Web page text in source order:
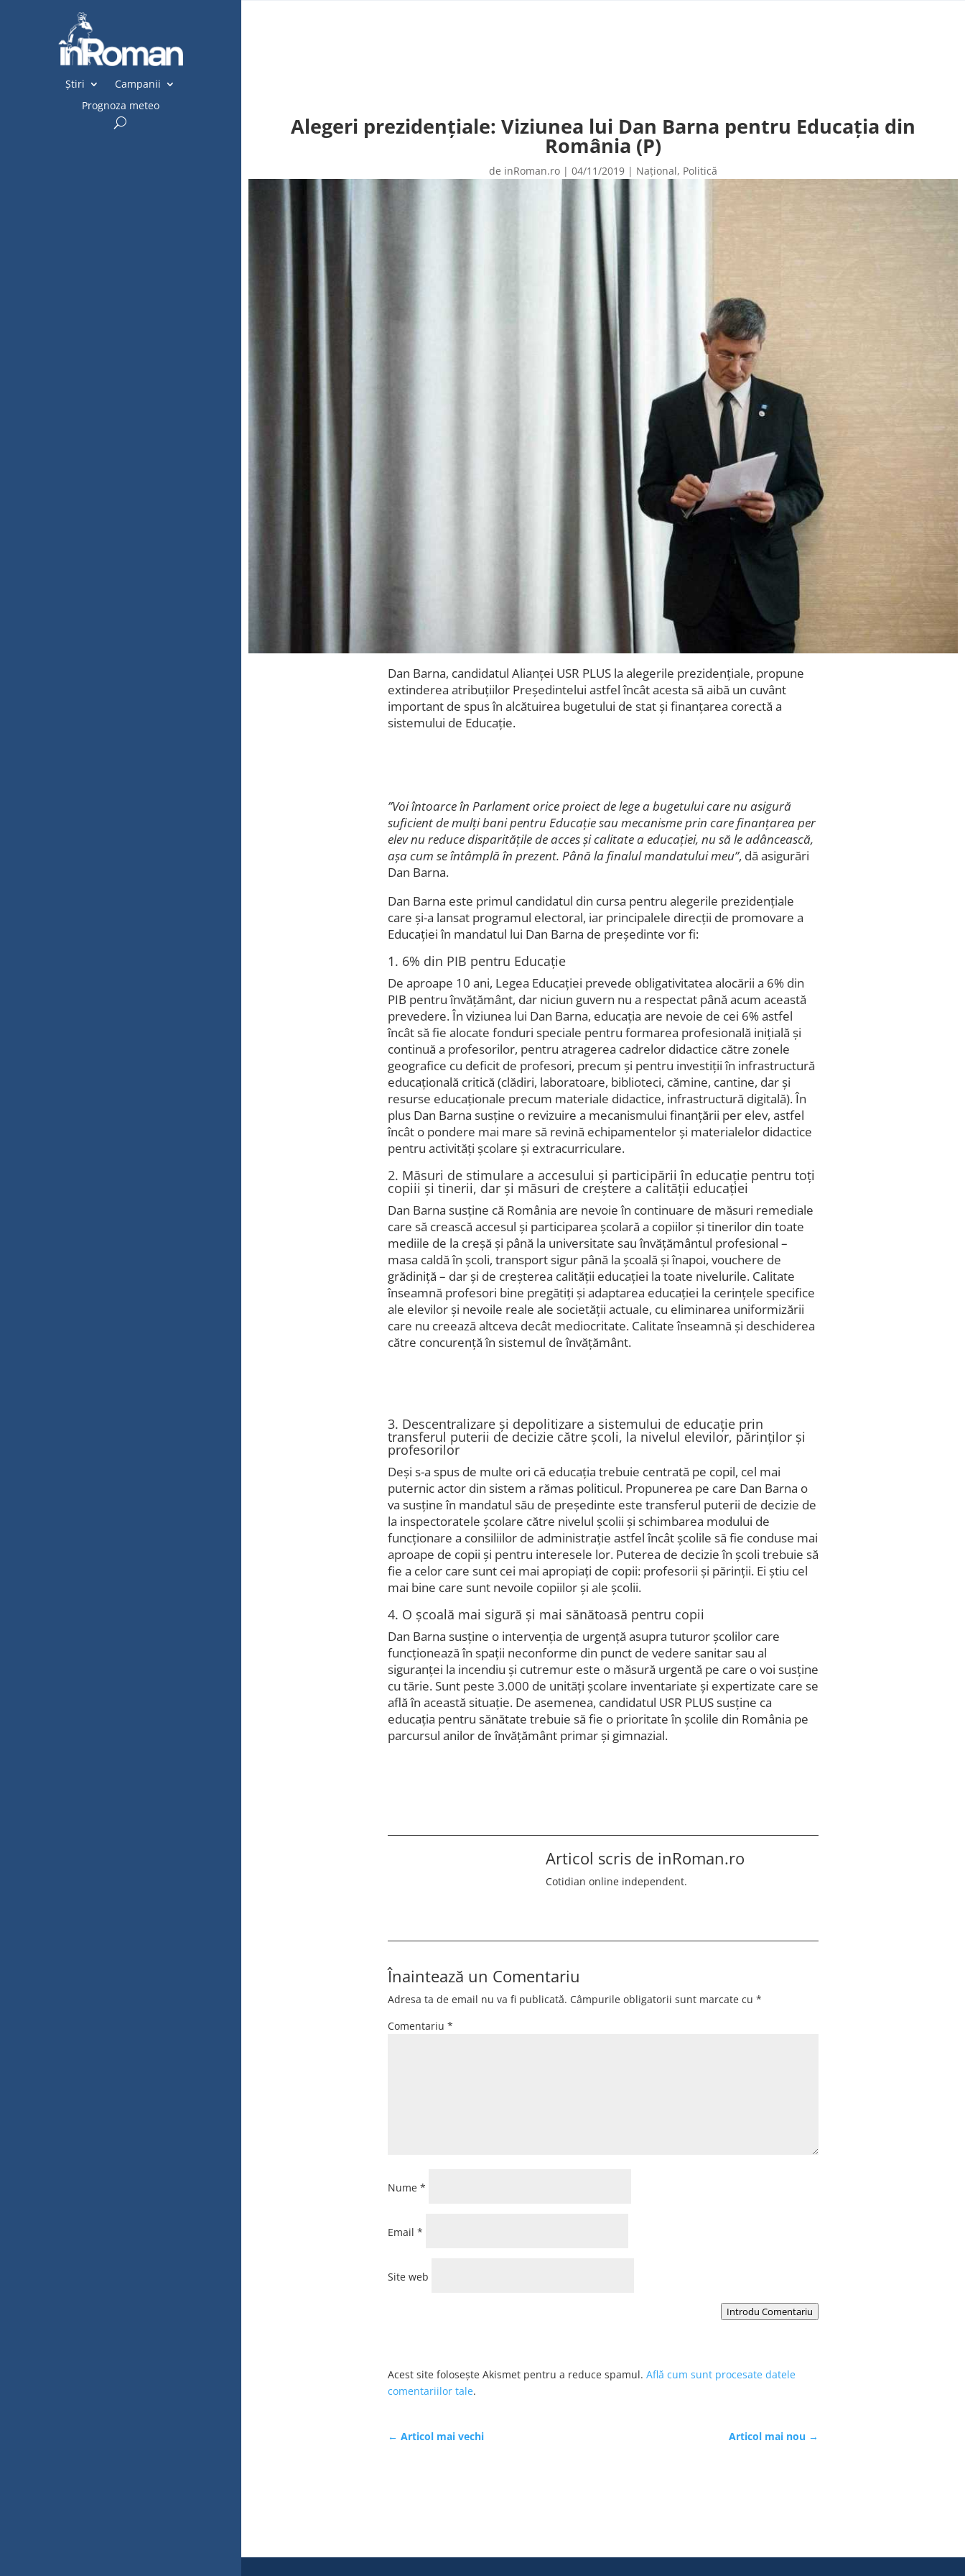
Știri
Campanii
Prognoza meteo
Alegeri prezidențiale: Viziunea lui Dan Barna pentru Educația din
România (P)
de inRoman.ro | 04/11/2019 | Național, Politică
Dan Barna, candidatul Alianței USR PLUS la alegerile prezidențiale, propune
extinderea atribuțiilor Președintelui astfel încât acesta să aibă un cuvânt
important de spus în alcătuirea bugetului de stat și finanțarea corectă a
sistemului de Educație.
”Voi întoarce în Parlament orice proiect de lege a bugetului care nu asigură
suficient de mulți bani pentru Educație sau mecanisme prin care finanțarea per
elev nu reduce disparitățile de acces și calitate a educației, nu să le adâncească,
așa cum se întâmplă în prezent. Până la finalul mandatului meu”, dă asigurări
Dan Barna.
Dan Barna este primul candidatul din cursa pentru alegerile prezidențiale
care și-a lansat programul electoral, iar principalele direcții de promovare a
Educației în mandatul lui Dan Barna de președinte vor fi:
1. 6% din PIB pentru Educație
De aproape 10 ani, Legea Educației prevede obligativitatea alocării a 6% din
PIB pentru învățământ, dar niciun guvern nu a respectat până acum această
prevedere. În viziunea lui Dan Barna, educația are nevoie de cei 6% astfel
încât să fie alocate fonduri speciale pentru formarea profesională inițială și
continuă a profesorilor, pentru atragerea cadrelor didactice către zonele
geografice cu deficit de profesori, precum și pentru investiții în infrastructură
educațională critică (clădiri, laboratoare, biblioteci, cămine, cantine, dar și
resurse educaționale precum materiale didactice, infrastructură digitală). În
plus Dan Barna susține o revizuire a mecanismului finanțării per elev, astfel
încât o pondere mai mare să revină echipamentelor și materialelor didactice
pentru activități școlare și extracurriculare.
2. Măsuri de stimulare a accesului și participării în educație pentru toți
copiii și tinerii, dar și măsuri de creștere a calității educației
Dan Barna susține că România are nevoie în continuare de măsuri remediale
care să crească accesul și participarea școlară a copiilor și tinerilor din toate
mediile de la creșă și până la universitate sau învățământul profesional –
masa caldă în școli, transport sigur până la școală și înapoi, vouchere de
grădiniță – dar și de creșterea calității educației la toate nivelurile. Calitate
înseamnă profesori bine pregătiți și adaptarea educației la cerințele specifice
ale elevilor și nevoile reale ale societății actuale, cu eliminarea uniformizării
care nu creează altceva decât mediocritate. Calitate înseamnă și deschiderea
către concurență în sistemul de învățământ.
3. Descentralizare și depolitizare a sistemului de educație prin
transferul puterii de decizie către școli, la nivelul elevilor, părinților și
profesorilor
Deși s-a spus de multe ori că educația trebuie centrată pe copil, cel mai
puternic actor din sistem a rămas politicul. Propunerea pe care Dan Barna o
va susține în mandatul său de președinte este transferul puterii de decizie de
la inspectoratele școlare către nivelul școlii și schimbarea modului de
funcționare a consiliilor de administrație astfel încât școlile să fie conduse mai
aproape de copii și pentru interesele lor. Puterea de decizie în școli trebuie să
fie a celor care sunt cei mai apropiați de copii: profesorii și părinții. Ei știu cel
mai bine care sunt nevoile copiilor și ale școlii.
4. O școală mai sigură și mai sănătoasă pentru copii
Dan Barna susține o intervenția de urgență asupra tuturor școlilor care
funcționează în spații neconforme din punct de vedere sanitar sau al
siguranței la incendiu și cutremur este o măsură urgentă pe care o voi susține
cu tărie. Sunt peste 3.000 de unități școlare inventariate și expertizate care se
află în această situație. De asemenea, candidatul USR PLUS susține ca
educația pentru sănătate trebuie să fie o prioritate în școlile din România pe
parcursul anilor de învățământ primar și gimnazial.
Articol scris de inRoman.ro
Cotidian online independent.
Înaintează un Comentariu
Adresa ta de email nu va fi publicată. Câmpurile obligatorii sunt marcate cu *
Comentariu *
Nume *
Email *
Site web
Introdu Comentariu
Acest site folosește Akismet pentru a reduce spamul. Află cum sunt procesate datele
comentariilor tale.
← Articol mai vechi Articol mai nou →